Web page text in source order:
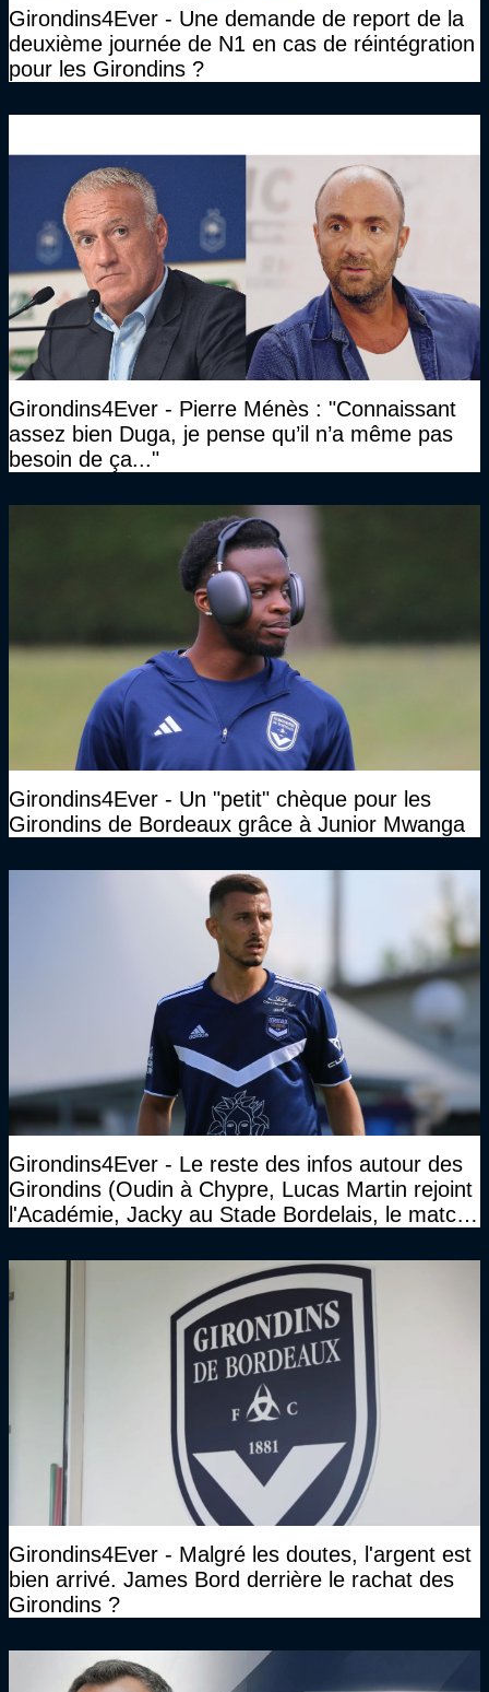
Girondins4Ever - Une demande de report de la
deuxième journée de N1 en cas de réintégration
pour les Girondins ?
Girondins4Ever - Pierre Ménès : "Connaissant
assez bien Duga, je pense qu’il n’a même pas
besoin de ça..."
Girondins4Ever - Un "petit" chèque pour les
Girondins de Bordeaux grâce à Junior Mwanga
Girondins4Ever - Le reste des infos autour des
Girondins (Oudin à Chypre, Lucas Martin rejoint
l'Académie, Jacky au Stade Bordelais, le match
Girondins4Ever - Malgré les doutes, l'argent est
bien arrivé. James Bord derrière le rachat des
Girondins ?